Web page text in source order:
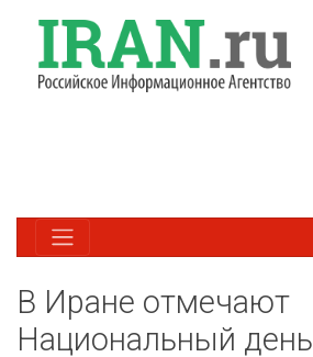
В Иране отмечают
Национальный день